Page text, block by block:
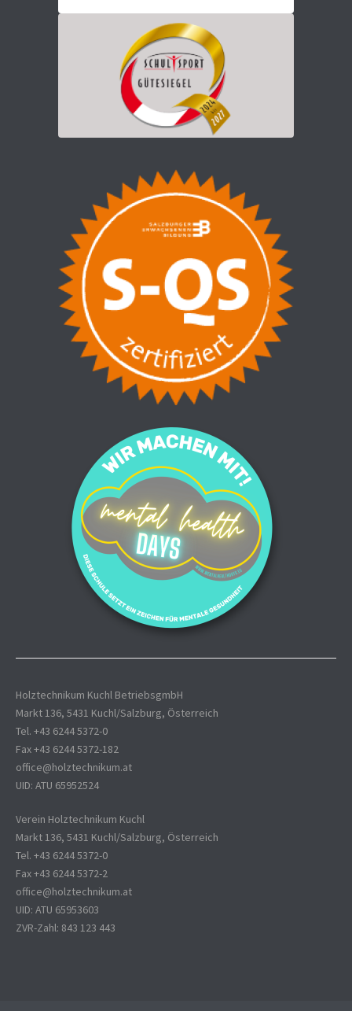
Holztechnikum Kuchl BetriebsgmbH
Markt 136, 5431 Kuchl/Salzburg, Österreich
Tel. +43 6244 5372-0
Fax +43 6244 5372-182
office@holztechnikum.at
UID: ATU 65952524
Verein Holztechnikum Kuchl
Markt 136, 5431 Kuchl/Salzburg, Österreich
Tel. +43 6244 5372-0
Fax +43 6244 5372-2
office@holztechnikum.at
UID: ATU 65953603
ZVR-Zahl: 843 123 443